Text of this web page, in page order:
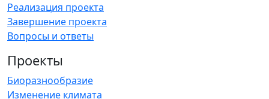
Реализация проекта
Завершение проекта
Вопросы и ответы
Проекты
Биоразнообразие
Изменение климата